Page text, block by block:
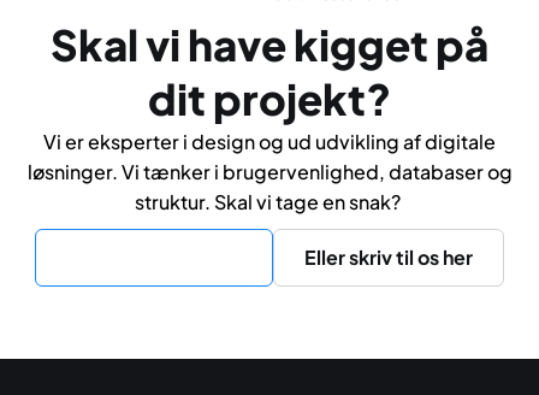
Skal vi have kigget på
dit projekt?
Vi er eksperter i design og ud udvikling af digitale
løsninger. Vi tænker i brugervenlighed, databaser og
struktur. Skal vi tage en snak?
Eller skriv til os her